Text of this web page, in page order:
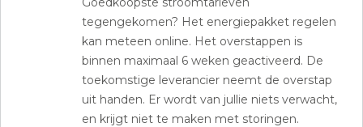
tegengekomen? Het energiepakket regelen
kan meteen online. Het overstappen is
binnen maximaal 6 weken geactiveerd. De
toekomstige leverancier neemt de overstap
uit handen. Er wordt van jullie niets verwacht,
en krijgt niet te maken met storingen.